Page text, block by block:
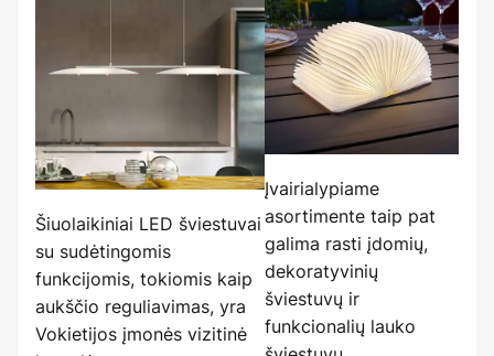
Šiuolaikiniai LED šviestuvai
su sudėtingomis
funkcijomis, tokiomis kaip
aukščio reguliavimas, yra
Vokietijos įmonės vizitinė
Įvairialypiame
asortimente taip pat
galima rasti įdomių,
dekoratyvinių
šviestuvų ir
funkcionalių lauko